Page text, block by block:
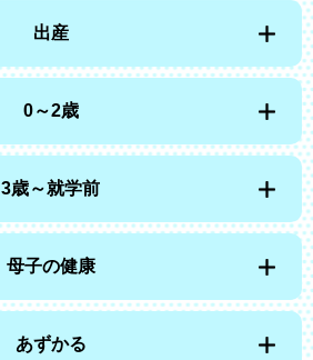
出産
0～2歳
3歳～就学前
母子の健康
あずかる